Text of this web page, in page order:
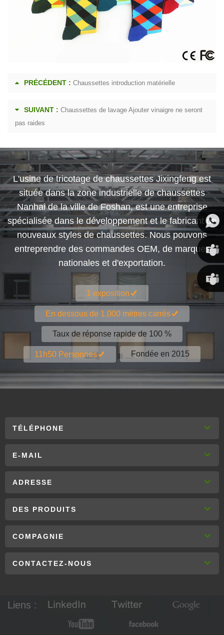
PRÉCÉDENT : Chaussettes introduction matérielle
SUIVANT : Chaussettes de lavage Ajouter vinaigre ne seront
pas raides
L'usine de tricotage de chaussettes Jixingfeng est
située dans la zone industrielle de chaussettes
Nanhai de la ville de Foshan, est une entreprise
spécialisée dans le développement et le fabricant de
nouveaux styles de chaussettes. Nous pouvons
entreprendre des commandes OEM, de marques
nationales et d'exportation.
1 exposition
En dessous de 1.000 mètres carrés
Taux de réponse rapide de 100 %
11h50 Personnes Fondée en 2015
TÉLÉPHONE
E-MAIL
ADRESSE
DES PRODUITS
COMPAGNIE
CONTACTEZ-NOUS
Liens :
Susan
Linda